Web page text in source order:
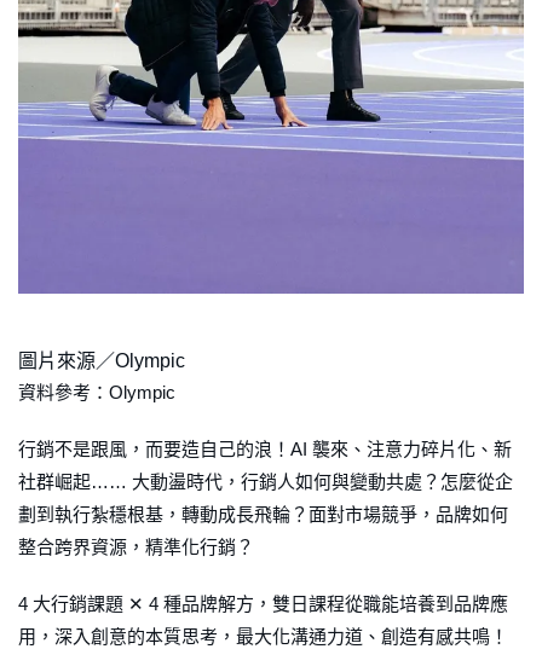
圖片來源／Olympic
資料參考：Olympic
行銷不是跟風，而要造自己的浪！AI 襲來、注意力碎片化、新
社群崛起…… 大動盪時代，行銷人如何與變動共處？怎麼從企
劃到執行紮穩根基，轉動成長飛輪？面對市場競爭，品牌如何
整合跨界資源，精準化行銷？
4 大行銷課題 ✕ 4 種品牌解方，雙日課程從職能培養到品牌應
用，深入創意的本質思考，最大化溝通力道、創造有感共鳴！